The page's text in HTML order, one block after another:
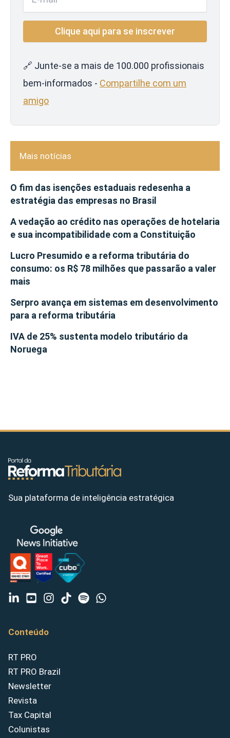
🔗 Junte-se a mais de 100.000 profissionais
bem-informados - Compartilhe com um
amigo
Mais notícias
O fim das isenções estaduais redesenha a
estratégia das empresas no Brasil
A vedação ao crédito nas operações de hotelaria
e sua incompatibilidade com a Constituição
Lucro Presumido e a reforma tributária do
consumo: os R$ 78 milhões que passarão a valer
mais
Serpro avança em sistemas em desenvolvimento
para a reforma tributária
IVA de 25% sustenta modelo tributário da
Noruega
Sua plataforma de inteligência estratégica
Conteúdo
RT PRO
RT PRO Brazil
Newsletter
Revista
Tax Capital
Colunistas